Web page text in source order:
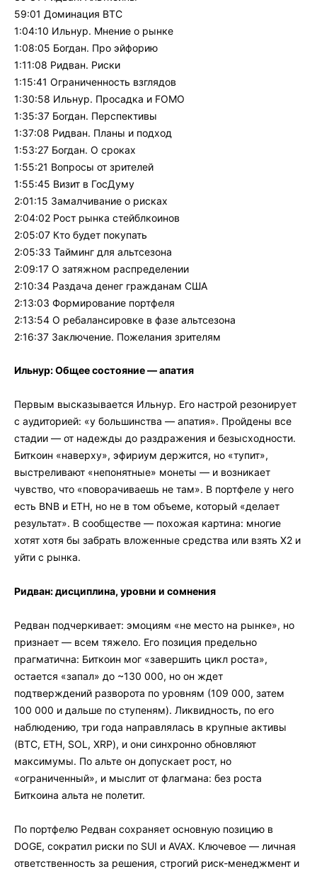
59:01 Доминация BTC
1:04:10 Ильнур. Мнение о рынке
1:08:05 Богдан. Про эйфорию
1:11:08 Ридван. Риски
1:15:41 Ограниченность взглядов
1:30:58 Ильнур. Просадка и FOMO
1:35:37 Богдан. Перспективы
1:37:08 Ридван. Планы и подход
1:53:27 Богдан. О сроках
1:55:21 Вопросы от зрителей
1:55:45 Визит в ГосДуму
2:01:15 Замалчивание о рисках
2:04:02 Рост рынка стейблкоинов
2:05:07 Кто будет покупать
2:05:33 Тайминг для альтсезона
2:09:17 О затяжном распределении
2:10:34 Раздача денег гражданам США
2:13:03 Формирование портфеля
2:13:54 О ребалансировке в фазе альтсезона
2:16:37 Заключение. Пожелания зрителям
Ильнур: Общее состояние — апатия
Первым высказывается Ильнур. Его настрой резонирует
с аудиторией: «у большинства — апатия». Пройдены все
стадии — от надежды до раздражения и безысходности.
Биткоин «наверху», эфириум держится, но «тупит»,
выстреливают «непонятные» монеты — и возникает
чувство, что «поворачиваешь не там». В портфеле у него
есть BNB и ETH, но не в том объеме, который «делает
результат». В сообществе — похожая картина: многие
хотят хотя бы забрать вложенные средства или взять X2 и
уйти с рынка.
Ридван: дисциплина, уровни и сомнения
Редван подчеркивает: эмоциям «не место на рынке», но
признает — всем тяжело. Его позиция предельно
прагматична: Биткоин мог «завершить цикл роста»,
остается «запал» до ~130 000, но он ждет
подтверждений разворота по уровням (109 000, затем
100 000 и дальше по ступеням). Ликвидность, по его
наблюдению, три года направлялась в крупные активы
(BTC, ETH, SOL, XRP), и они синхронно обновляют
максимумы. По альте он допускает рост, но
«ограниченный», и мыслит от флагмана: без роста
Биткоина альта не полетит.
По портфелю Редван сохраняет основную позицию в
DOGE, сократил риски по SUI и AVAX. Ключевое — личная
ответственность за решения, строгий риск-менеджмент и